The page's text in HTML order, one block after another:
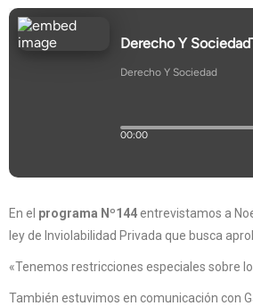
En el programa Nº144entrevistamos a
ley de Inviolabilidad Privada que busca
«Tenemos restricciones especiales sobre
También estuvimos en comunicación con